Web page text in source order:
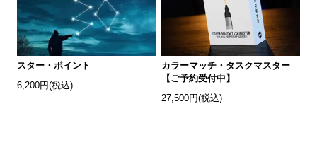
スター・ポイント
6,200円(税込)
カラーマッチ・タスクマスター
【ご予約受付中】
27,500円(税込)